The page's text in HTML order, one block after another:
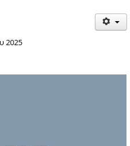
2025